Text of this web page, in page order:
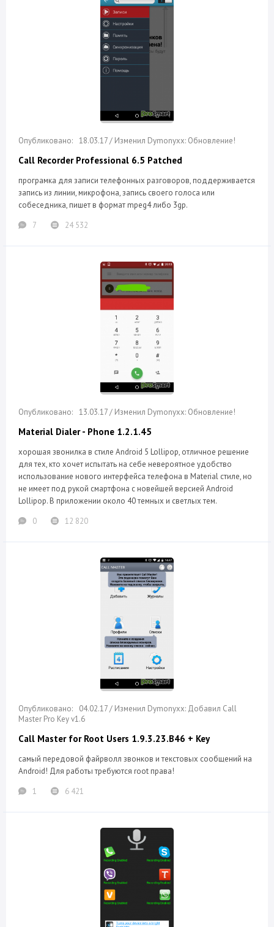
18.03.17 / Изменил Dymonyxx: Обновление!
Call Recorder Professional 6.5 Patched
програмка для записи телефонных разговоров, поддерживается
запись из линии, микрофона, запись своего голоса или
собеседника, пишет в формат mpeg4 либо 3gp.
7
24 532
13.03.17 / Изменил Dymonyxx: Обновление!
Material Dialer - Phone 1.2.1.45
хорошая звонилка в стиле Android 5 Lollipop, отличное решение
для тех, кто хочет испытать на себе невероятное удобство
использование нового интерфейса телефона в Material стиле, но
не имеет под рукой смартфона с новейшей версией Android
Lollipop. В приложении около 40 темных и светлых тем.
0
12 820
04.02.17 / Изменил Dymonyxx: Добавил Call
Master Pro Key v1.6
Call Master for Root Users 1.9.3.23.B46 + Key
самый передовой файрволл звонков и текстовых сообщений на
Android! Для работы требуются root права!
1
6 421